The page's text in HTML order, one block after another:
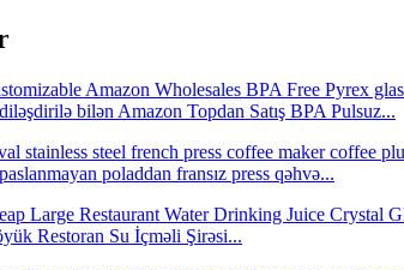
bilən Amazon Topdan Satış BPA Pulsuz...
poladdan fransız press qəhvə...
Restoran Su İçməli Şirəsi...